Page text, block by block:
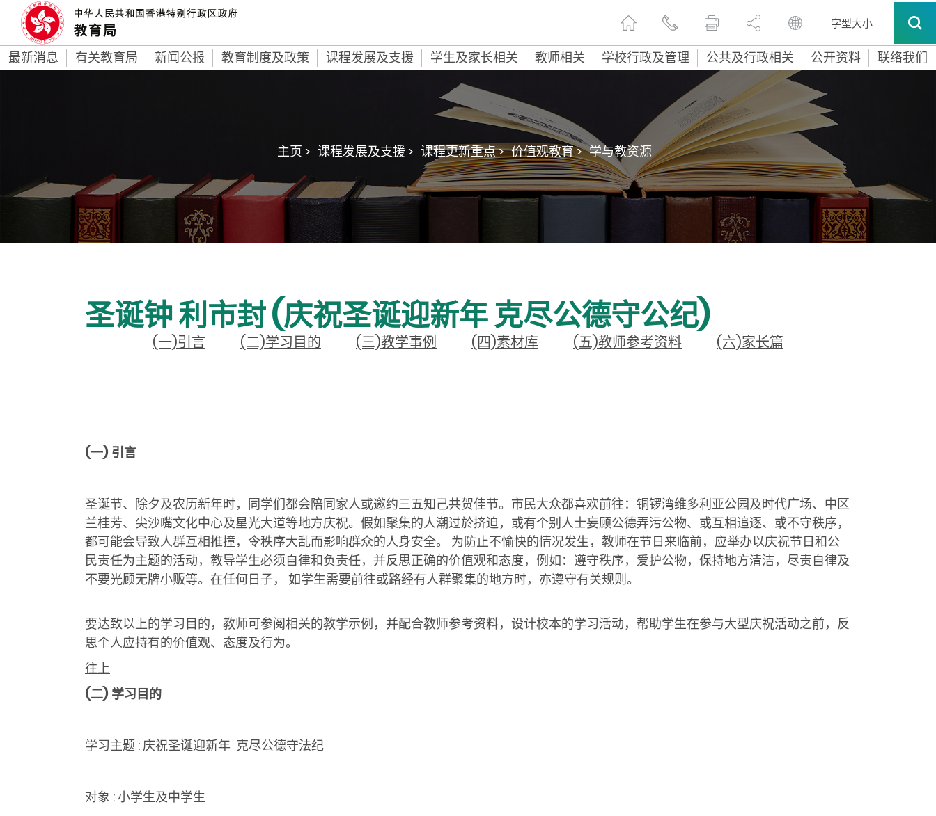
字型大小
最新消息 有关教育局 新闻公报 教育制度及政策 课程发展及支援 学生及家长相关 教师相关 学校行政及管理 公共及行政相关 公开资料 联络我们
主页 > 课程发展及支援 > 课程更新重点 > 价值观教育 > 学与教资源
圣诞钟 利市封 (庆祝圣诞迎新年 克尽公德守公纪)
(一)引言 (二)学习目的 (三)教学事例 (四)素材库 (五)教师参考资料 (六)家长篇
(一) 引言
圣诞节、除夕及农历新年时，同学们都会陪同家人或邀约三五知己共贺佳节。市民大众都喜欢前往：铜锣湾维多利亚公园及时代广场、中区
兰桂芳、尖沙嘴文化中心及星光大道等地方庆祝。假如聚集的人潮过於挤迫，或有个别人士妄顾公德弄污公物、或互相追逐、或不守秩序，
都可能会导致人群互相推撞，令秩序大乱而影响群众的人身安全。 为防止不愉快的情况发生，教师在节日来临前，应举办以庆祝节日和公
民责任为主题的活动，教导学生必须自律和负责任，并反思正确的价值观和态度，例如：遵守秩序，爱护公物，保持地方清洁，尽责自律及
不要光顾无牌小贩等。在任何日子， 如学生需要前往或路经有人群聚集的地方时，亦遵守有关规则。
要达致以上的学习目的，教师可参阅相关的教学示例，并配合教师参考资料，设计校本的学习活动，帮助学生在参与大型庆祝活动之前，反
思个人应持有的价值观、态度及行为。
往上
(二) 学习目的
学习主题 : 庆祝圣诞迎新年 克尽公德守法纪
对象 : 小学生及中学生